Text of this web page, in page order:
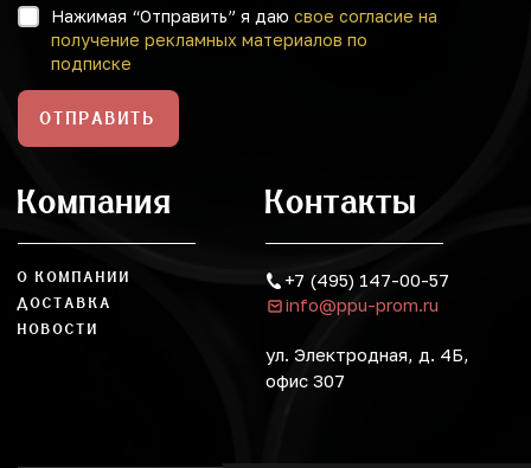
Нажимая “Отправить” я даю свое согласие на
получение рекламных материалов по
подписке
ОТПРАВИТЬ
Компания
О КОМПАНИИ
ДОСТАВКА
НОВОСТИ
Контакты
+7 (495) 147-00-57
info@ppu-prom.ru
ул. Электродная, д. 4Б,
офис 307